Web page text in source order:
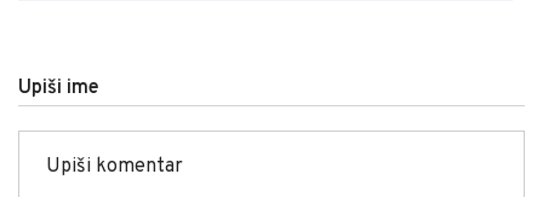
Upiši ime